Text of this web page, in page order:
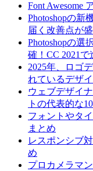
Font Awesome
Photoshopの新
届く改善点が
Photoshopの選
確！CC 2021
2025年、ロゴ
れているデザ
ウェブデザイ
トの代表的な
フォントやタ
まとめ
レスポンシブ
め
プロカメラマ